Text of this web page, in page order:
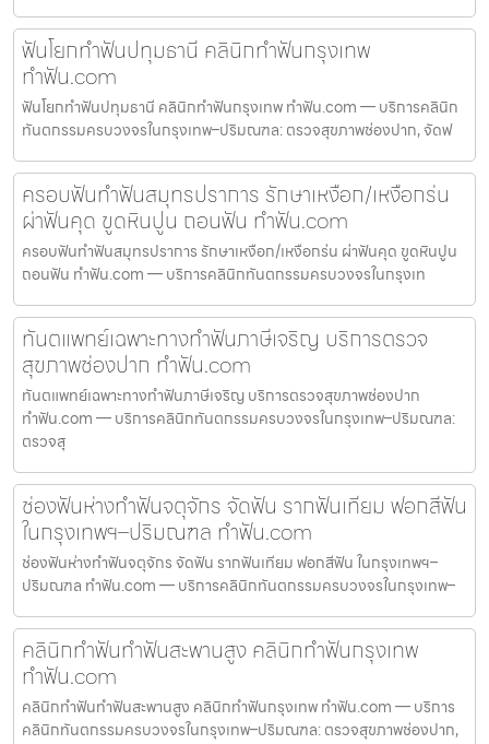
ฟันโยกทำฟันปทุมธานี คลินิกทำฟันกรุงเทพ
ทำฟัน.com
ฟันโยกทำฟันปทุมธานี คลินิกทำฟันกรุงเทพ ทำฟัน.com — บริการคลินิก
ทันตกรรมครบวงจรในกรุงเทพ–ปริมณฑล: ตรวจสุขภาพช่องปาก, จัดฟ
ครอบฟันทำฟันสมุทรปราการ รักษาเหงือก/เหงือกร่น
ผ่าฟันคุด ขูดหินปูน ถอนฟัน ทำฟัน.com
ครอบฟันทำฟันสมุทรปราการ รักษาเหงือก/เหงือกร่น ผ่าฟันคุด ขูดหินปูน
ถอนฟัน ทำฟัน.com — บริการคลินิกทันตกรรมครบวงจรในกรุงเท
ทันตแพทย์เฉพาะทางทำฟันภาษีเจริญ บริการตรวจ
สุขภาพช่องปาก ทำฟัน.com
ทันตแพทย์เฉพาะทางทำฟันภาษีเจริญ บริการตรวจสุขภาพช่องปาก
ทำฟัน.com — บริการคลินิกทันตกรรมครบวงจรในกรุงเทพ–ปริมณฑล:
ตรวจสุ
ช่องฟันห่างทำฟันจตุจักร จัดฟัน รากฟันเทียม ฟอกสีฟัน
ในกรุงเทพฯ–ปริมณฑล ทำฟัน.com
ช่องฟันห่างทำฟันจตุจักร จัดฟัน รากฟันเทียม ฟอกสีฟัน ในกรุงเทพฯ–
ปริมณฑล ทำฟัน.com — บริการคลินิกทันตกรรมครบวงจรในกรุงเทพ–
คลินิกทำฟันทำฟันสะพานสูง คลินิกทำฟันกรุงเทพ
ทำฟัน.com
คลินิกทำฟันทำฟันสะพานสูง คลินิกทำฟันกรุงเทพ ทำฟัน.com — บริการ
คลินิกทันตกรรมครบวงจรในกรุงเทพ–ปริมณฑล: ตรวจสุขภาพช่องปาก,